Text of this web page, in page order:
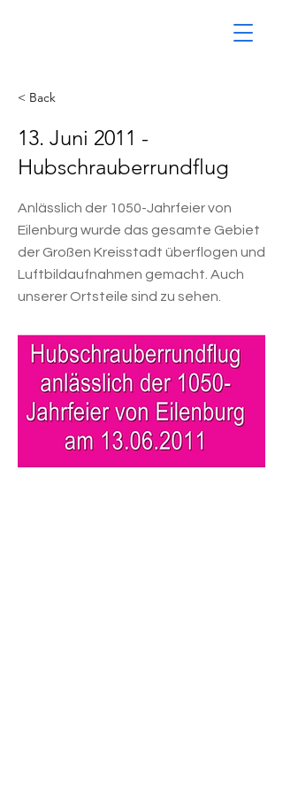
< Back
13. Juni 2011 -
Hubschrauberrundflug
Anlässlich der 1050-Jahrfeier von
Eilenburg wurde das gesamte Gebiet
der Großen Kreisstadt überflogen und
Luftbildaufnahmen gemacht. Auch
unserer Ortsteile sind zu sehen.